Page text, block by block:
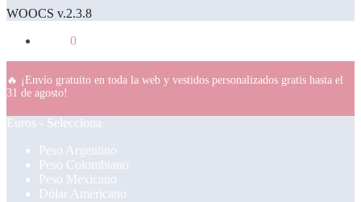
WOOCS v.2.3.8
0
🔥 ¡Envío gratuito en toda la web y vestidos personalizados gratis hasta el
31 de agosto!
Euros - Selecciona
Peso Argentino
Peso Colombiano
Peso Mexicano
Dólar Americano